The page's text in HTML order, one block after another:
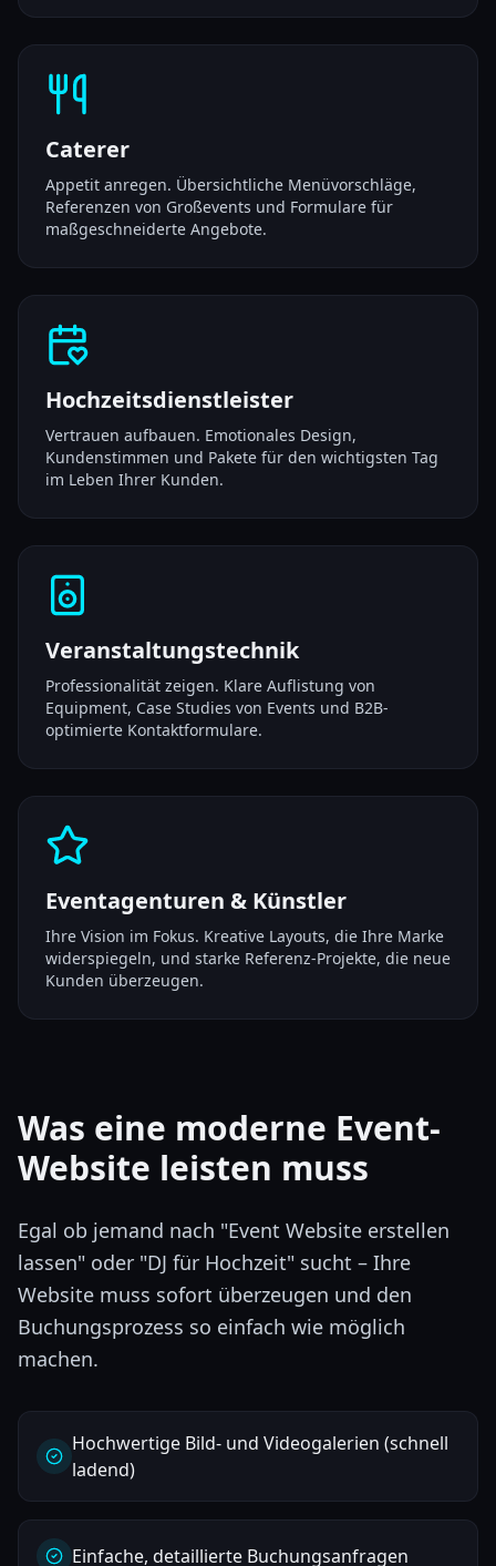
Caterer
Appetit anregen. Übersichtliche Menüvorschläge,
Referenzen von Großevents und Formulare für
maßgeschneiderte Angebote.
Hochzeitsdienstleister
Vertrauen aufbauen. Emotionales Design,
Kundenstimmen und Pakete für den wichtigsten Tag
im Leben Ihrer Kunden.
Veranstaltungstechnik
Professionalität zeigen. Klare Auflistung von
Equipment, Case Studies von Events und B2B-
optimierte Kontaktformulare.
Eventagenturen & Künstler
Ihre Vision im Fokus. Kreative Layouts, die Ihre Marke
widerspiegeln, und starke Referenz-Projekte, die neue
Kunden überzeugen.
Was eine moderne Event-
Website leisten muss
Egal ob jemand nach "Event Website erstellen
lassen" oder "DJ für Hochzeit" sucht – Ihre
Website muss sofort überzeugen und den
Buchungsprozess so einfach wie möglich
machen.
Hochwertige Bild- und Videogalerien (schnell
ladend)
Einfache, detaillierte Buchungsanfragen